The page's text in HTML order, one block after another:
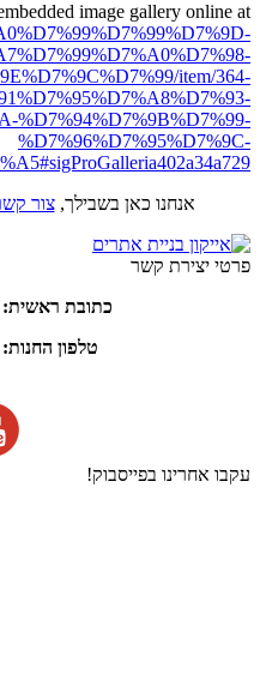
image gallery online at:
item/364-
%D7%94%D7%9B%D7%99-
%D7%96%D7%95%D7%9C-
אנחנו כאן בשבילך,צור
פרטי יצירת קשר
כתובת ראשית:
טלפון
עקבו אחרינו בפייסבוק!